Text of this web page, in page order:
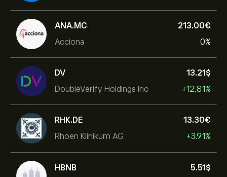
ANA.MC
Acciona
213.00‎€‎
0%
DV
DoubleVerify Holdings Inc
13.21‎$‎
+12.81%
RHK.DE
Rhoen Klinikum AG
13.30‎€‎
+3.91%
HBNB
5.51‎$‎